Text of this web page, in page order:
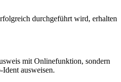
durchgeführt wird, erhalten
mit Onlinefunktion, sondern
ausweisen.